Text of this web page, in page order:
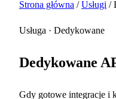
Strona główna / Usługi /
Usługa · Dedykowane
Dedykowane
Gdy gotowe integracje i